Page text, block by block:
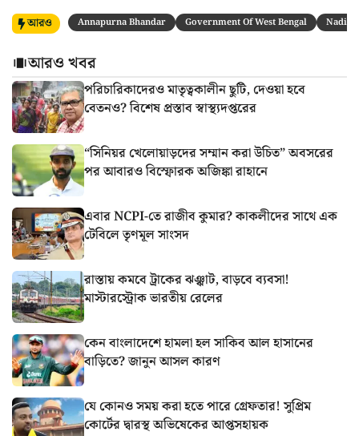
আরও Annapurna Bhandar Government Of West Bengal Nadia
আরও খবর
পরিচারিকাদেরও মাতৃত্বকালীন ছুটি, দেওয়া হবে
বেতনও? বিশেষ প্রস্তাব স্বাস্থ্যদপ্তরের
“সিনিয়র খেলোয়াড়দের সম্মান করা উচিত” অবসরের
পর আবারও বিস্ফোরক অজিঙ্কা রাহানে
এবার NCPI-তে রাজীব কুমার? কাকলীদের সাথে এক
টেবিলে তৃণমূল সাংসদ
রাস্তায় কমবে ট্রাকের ঝঞ্ঝাট, বাড়বে ব্যবসা!
মাস্টারস্ট্রোক ভারতীয় রেলের
কেন বাংলাদেশে হামলা হল সাকিব আল হাসানের
বাড়িতে? জানুন আসল কারণ
যে কোনও সময় করা হতে পারে গ্রেফতার! সুপ্রিম
কোর্টের দ্বারস্থ অভিষেকের আপ্তসহায়ক